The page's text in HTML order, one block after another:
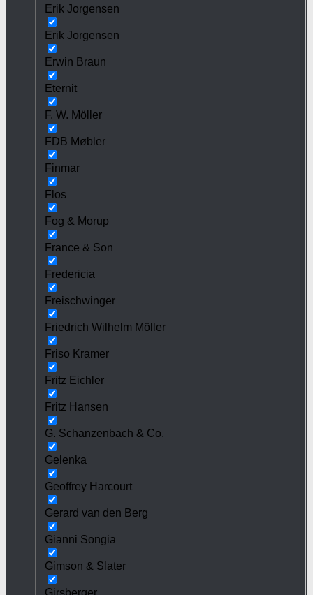
Erik Jorgensen
Erik Jorgensen
Erwin Braun
Eternit
F. W. Möller
FDB Møbler
Finmar
Flos
Fog & Morup
France & Son
Fredericia
Freischwinger
Friedrich Wilhelm Möller
Friso Kramer
Fritz Eichler
Fritz Hansen
G. Schanzenbach & Co.
Gelenka
Geoffrey Harcourt
Gerard van den Berg
Gianni Songia
Gimson & Slater
Girsberger